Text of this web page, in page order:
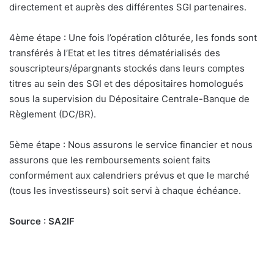
directement et auprès des différentes SGI partenaires.
4ème étape : Une fois l’opération clôturée, les fonds sont
transférés à l’Etat et les titres dématérialisés des
souscripteurs/épargnants stockés dans leurs comptes
titres au sein des SGI et des dépositaires homologués
sous la supervision du Dépositaire Centrale-Banque de
Règlement (DC/BR).
5ème étape : Nous assurons le service financier et nous
assurons que les remboursements soient faits
conformément aux calendriers prévus et que le marché
(tous les investisseurs) soit servi à chaque échéance.
Source : SA2IF